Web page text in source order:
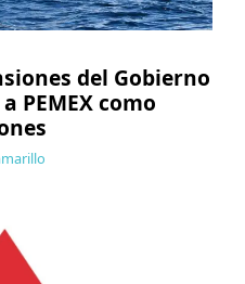
del Gobierno
PEMEX como